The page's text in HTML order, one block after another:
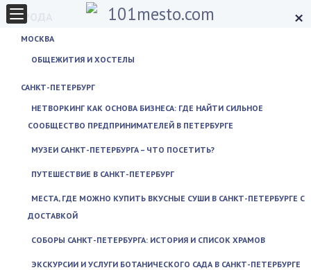
×
ГОРОДА
МОСКВА
ОБЩЕЖИТИЯ И ХОСТЕЛЫ
САНКТ-ПЕТЕРБУРГ
НЕТВОРКИНГ КАК ОСНОВА БИЗНЕСА: ГДЕ НАЙТИ СИЛЬНОЕ
СООБЩЕСТВО ПРЕДПРИНИМАТЕЛЕЙ В ПЕТЕРБУРГЕ
МУЗЕИ САНКТ-ПЕТЕРБУРГА – ЧТО ПОСЕТИТЬ?
ПУТЕШЕСТВИЕ В САНКТ-ПЕТЕРБУРГ
МЕСТА, ГДЕ МОЖНО КУПИТЬ ВКУСНЫЕ СУШИ В САНКТ-ПЕТЕРБУРГЕ С
ДОСТАВКОЙ
СОБОРЫ САНКТ-ПЕТЕРБУРГА: ИСТОРИЯ И СПИСОК ХРАМОВ
ЭКСКУРСИИ И УСЛУГИ БОТАНИЧЕСКОГО САДА В САНКТ-ПЕТЕРБУРГЕ